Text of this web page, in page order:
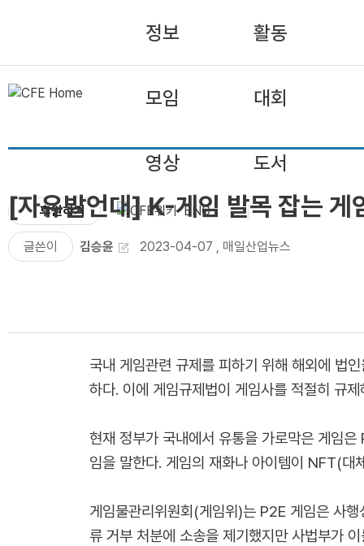
정보 활동
모임 대회
영상 도서
후원하기 ENG
[자유발언대] K-게임 발목 잡는 게
글쓴이 김승윤 2023-04-07 , 매일산업뉴스
국내 게임관련 규제를 피하기 위해 해외에 법
하다. 이에 게임규제법이 게임사를 적절히 규
현재 정부가 국내에서 유통을 가로막은 게임
임을 말한다. 게임의 재화나 아이템이 NFT(대
게임물관리위원회(게임위)는 P2E 게임은 사
류 거부 처분에 소송을 제기했지만 사법부가